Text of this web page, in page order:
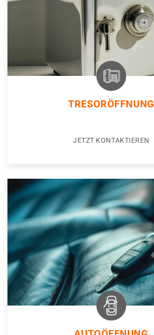
TRESORÖFFNUNG
JETZT KONTAKTIEREN